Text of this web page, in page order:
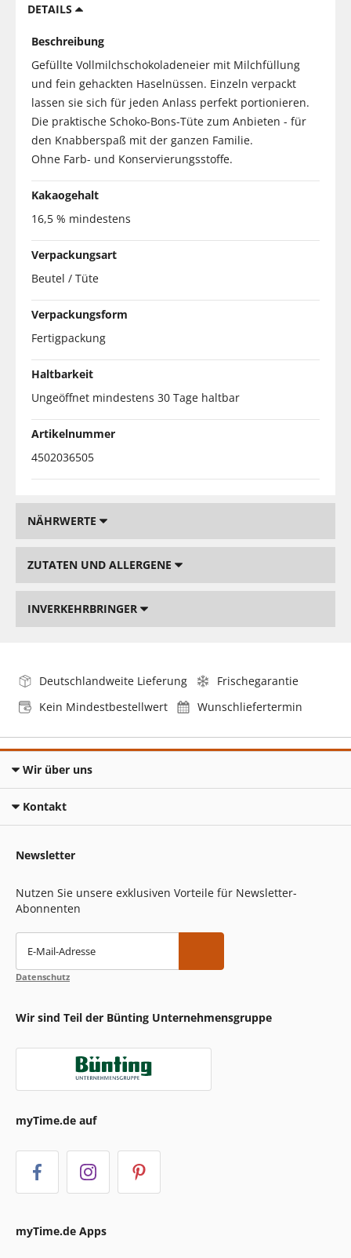
DETAILS
Beschreibung
Gefüllte Vollmilchschokoladeneier mit Milchfüllung
und fein gehackten Haselnüssen. Einzeln verpackt
lassen sie sich für jeden Anlass perfekt portionieren.
Die praktische Schoko-Bons-Tüte zum Anbieten - für
den Knabberspaß mit der ganzen Familie.
Ohne Farb- und Konservierungsstoffe.
Kakaogehalt
16,5 % mindestens
Verpackungsart
Beutel / Tüte
Verpackungsform
Fertigpackung
Haltbarkeit
Ungeöffnet mindestens 30 Tage haltbar
Artikelnummer
4502036505
NÄHRWERTE
ZUTATEN UND ALLERGENE
INVERKEHRBRINGER
Deutschlandweite Lieferung
Frischegarantie
Kein Mindestbestellwert
Wunschliefertermin
Wir über uns
Kontakt
Newsletter
Nutzen Sie unsere exklusiven Vorteile für Newsletter-
Abonnenten
E-Mail-Adresse
Datenschutz
Wir sind Teil der Bünting Unternehmensgruppe
myTime.de auf
myTime.de Apps